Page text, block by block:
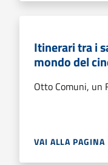
Itinerari tra i
mondo del
Otto Comuni, un
VAI ALLA PAGINA